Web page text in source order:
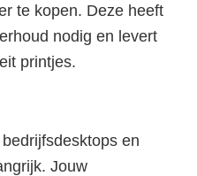
te kopen. Deze heeft
nodig en levert
printjes.
en
Jouw